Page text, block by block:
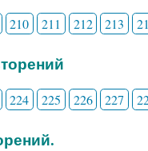
210 211 212 213
224 225 226 227